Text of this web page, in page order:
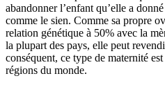
abandonner l’enfant qu’elle a
comme le sien. Comme sa propre
relation génétique à 50% avec la
la plupart des pays, elle peut
conséquent, ce type de maternité
régions du monde.